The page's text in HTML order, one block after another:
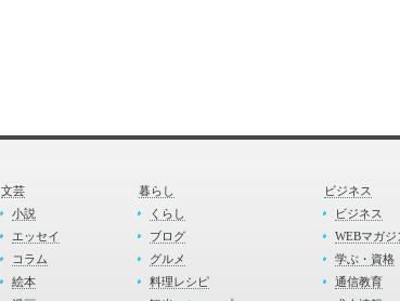
文芸
小説
エッセイ
コラム
絵本
暮らし
くらし
ブログ
グルメ
料理レシピ
ビジネス
ビジネス
WEBマガジ
学ぶ・資格
通信教育